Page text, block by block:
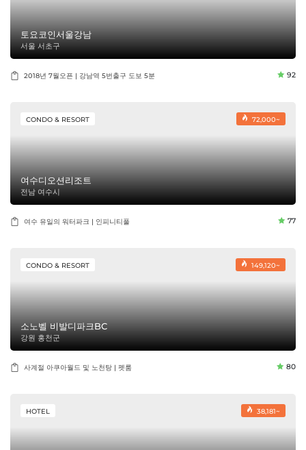
토요코인서울강남
서울 서초구
2018년 7월오픈 | 강남역 5번출구 도보 5분 92
72,000~
CONDO & RESORT
여수디오션리조트
전남 여수시
여수 유일의 워터파크 | 인피니티풀 77
149,120~
CONDO & RESORT
소노벨 비발디파크BC
강원 홍천군
사계절 아쿠아월드 및 노천탕 | 펫룸 80
38,181~
HOTEL